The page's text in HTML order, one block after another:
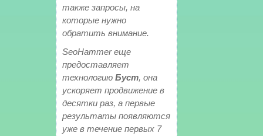
также запросы, на
которые нужно
обратить внимание.
SeoHammer еще
предоставляет
технологию Буст, она
ускоряет продвижение в
десятки раз, а первые
результаты появляются
уже в течение первых 7